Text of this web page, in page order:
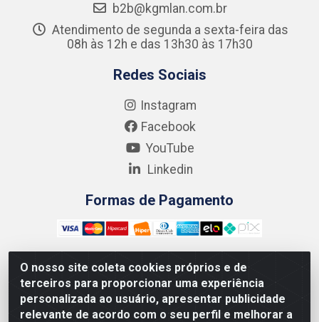
O nosso site coleta cookies próprios e de
terceiros para proporcionar uma experiência
personalizada ao usuário, apresentar publicidade
relevante de acordo com o seu perfil e melhorar a
b2b@kgmlan.com.br
Atendimento de segunda a sexta-feira das
08h às 12h e das 13h30 às 17h30
Redes Sociais
Instagram
Facebook
YouTube
Linkedin
Formas de Pagamento
Kgmlan Distribuidora LTDA - CNPJ 18.217.682/0001-54 -
Rua Pedro de Barros Cavalcante, 58 - Bultrins, Olinda/PE
- CEP 53320-110